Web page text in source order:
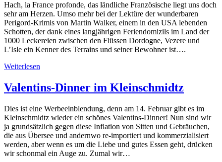
Hach, la France profonde, das ländliche Französische liegt uns doch
sehr am Herzen. Umso mehr bei der Lektüre der wunderbaren
Perigord-Krimis von Martin Walker, einem in den USA lebenden
Schotten, der dank eines langjährigen Feriendomizils im Land der
1000 Leckereien zwischen den Flüssen Dordogne, Vezere und
L’Isle ein Kenner des Terrains und seiner Bewohner ist….
Weiterlesen
Valentins-Dinner im Kleinschmidtz
Dies ist eine Werbeeinblendung, denn am 14. Februar gibt es im
Kleinschmidtz wieder ein schönes Valentins-Dinner! Nun sind wir
ja grundsätzlich gegen diese Inflation von Sitten und Gebräuchen,
die aus Übersee und andernwo re-importiert und kommerzialisiert
werden, aber wenn es um die Liebe und gutes Essen geht, drücken
wir schonmal ein Auge zu. Zumal wir…